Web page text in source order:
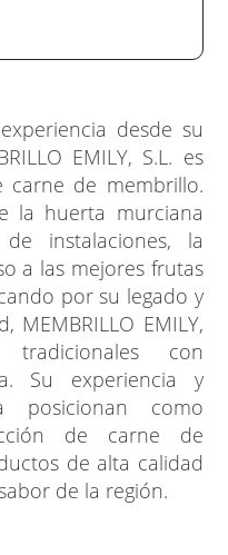
desde su
EMILY, S.L. es
de membrillo.
la huerta murciana
instalaciones, la
a las mejores frutas
por su legado y
EMILY,
con
Su experiencia y
posicionan como
de carne de
de alta calidad
de la región.